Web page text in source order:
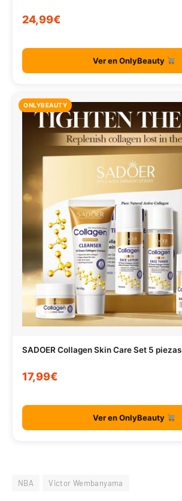
24,99€
Ver en OnlyBeauty
ONLYBEAUTY
SADOER Collagen Skin Care Set 5 piezas
17,99€
Ver en OnlyBeauty
NBA Victor Wembanyama